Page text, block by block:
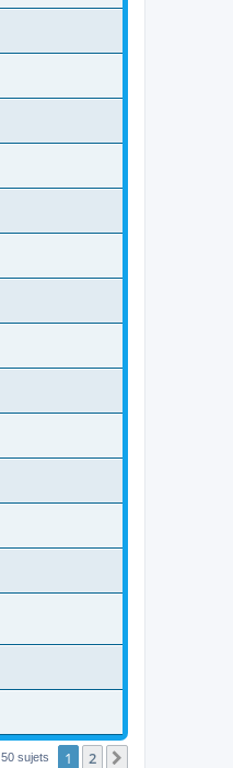
50 sujets 1 2